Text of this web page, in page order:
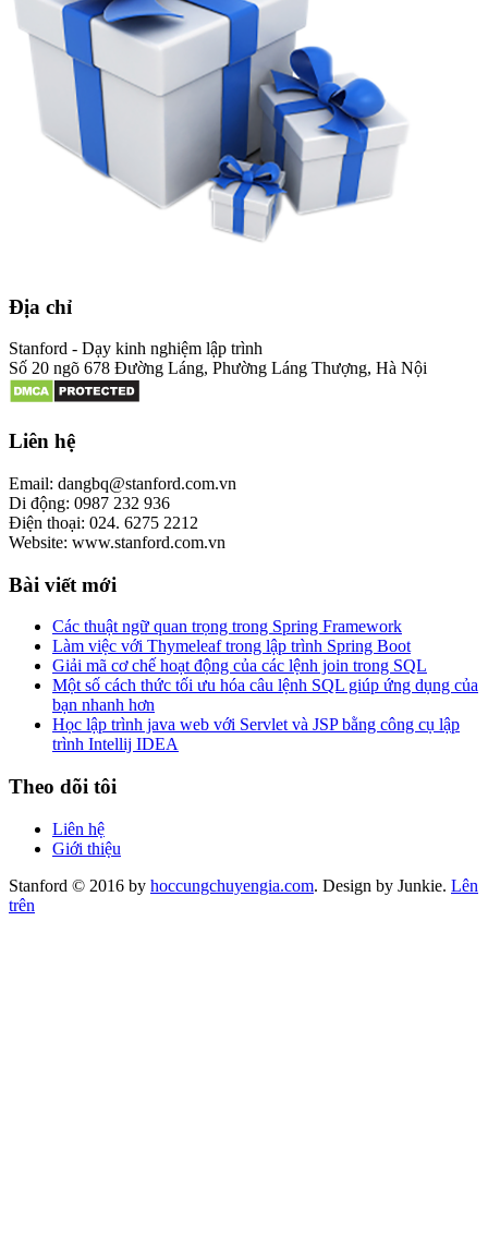
Địa chỉ
Stanford - Dạy kinh nghiệm lập trình
Số 20 ngõ 678 Đường Láng, Phường Láng Thượng, Hà Nội
Liên hệ
Email: dangbq@stanford.com.vn
Di động: 0987 232 936
Điện thoại: 024. 6275 2212
Website: www.stanford.com.vn
Bài viết mới
Các thuật ngữ quan trọng trong Spring Framework
Làm việc với Thymeleaf trong lập trình Spring Boot
Giải mã cơ chế hoạt động của các lệnh join trong SQL
Một số cách thức tối ưu hóa câu lệnh SQL giúp ứng dụng của
bạn nhanh hơn
Học lập trình java web với Servlet và JSP bằng công cụ lập
trình Intellij IDEA
Theo dõi tôi
Liên hệ
Giới thiệu
Stanford © 2016 by hoccungchuyengia.com. Design by Junkie. Lên
trên